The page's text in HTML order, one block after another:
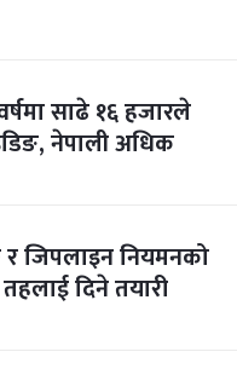
साढे १६ हजारले
नेपाली अधिक
र जिपलाइन नियमनको
दिने तयारी